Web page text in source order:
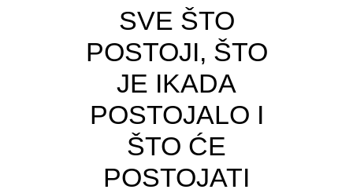
SVE ŠTO
POSTOJI, ŠTO
JE IKADA
POSTOJALO I
ŠTO ĆE
POSTOJATI